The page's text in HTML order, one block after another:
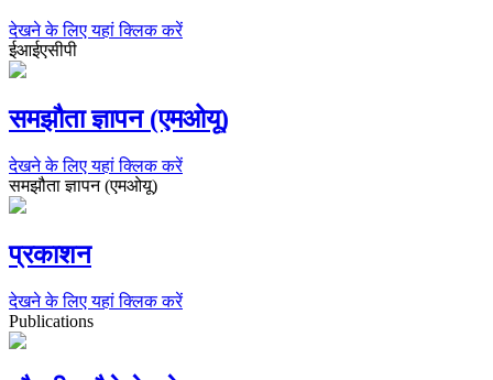
देखने के लिए यहां क्लिक करें
ईआईएसीपी
समझौता ज्ञापन (एमओयू)
देखने के लिए यहां क्लिक करें
समझौता ज्ञापन (एमओयू)
प्रकाशन
देखने के लिए यहां क्लिक करें
Publications